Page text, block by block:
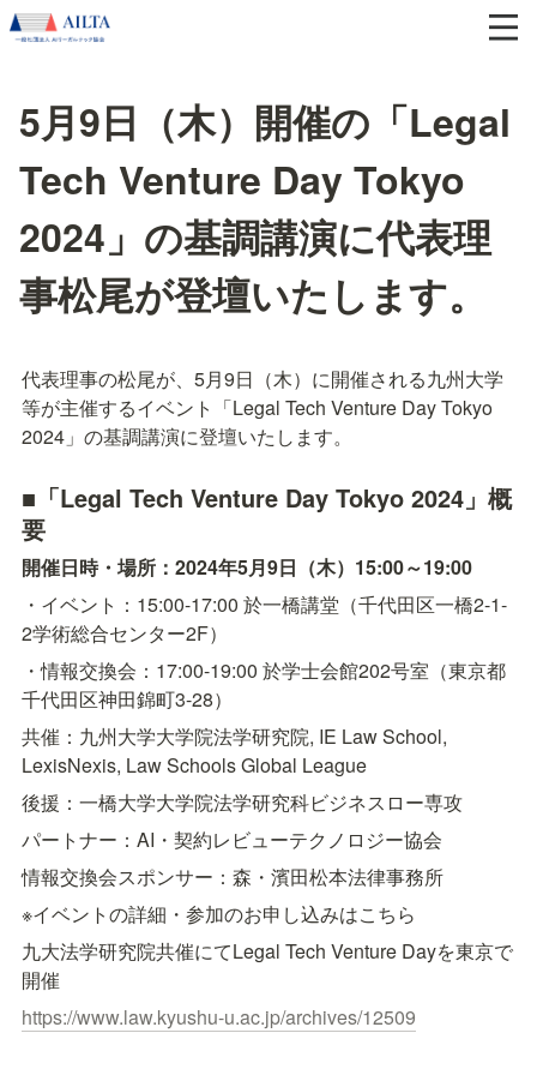
5月9日（木）開催の「Legal
Tech Venture Day Tokyo
2024」の基調講演に代表理
事松尾が登壇いたします。
代表理事の松尾が、5月9日（木）に開催される九州大学
等が主催するイベント「Legal Tech Venture Day Tokyo
2024」の基調講演に登壇いたします。
■「Legal Tech Venture Day Tokyo 2024」概
要
開催日時・場所：2024年5月9日（木）15:00～19:00
・イベント：15:00-17:00 於一橋講堂（千代田区一橋2-1-
2学術総合センター2F）
・情報交換会：17:00-19:00 於学士会館202号室（東京都
千代田区神田錦町3-28）
共催：九州大学大学院法学研究院, IE Law School,
LexisNexis, Law Schools Global League
後援：一橋大学大学院法学研究科ビジネスロー専攻
パートナー：AI・契約レビューテクノロジー協会
情報交換会スポンサー：森・濱田松本法律事務所
※イベントの詳細・参加のお申し込みはこちら
九大法学研究院共催にてLegal Tech Venture Dayを東京で
開催
https://www.law.kyushu-u.ac.jp/archives/12509